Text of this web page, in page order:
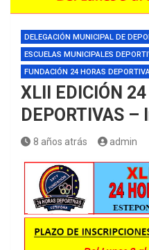
DELEGACIÓN MUNICIPAL DE
ESCUELAS MUNICIPALES
FUNDACIÓN 24 HORAS
XLII EDICIÓN
DEPORTIVAS
8 años atrás admin